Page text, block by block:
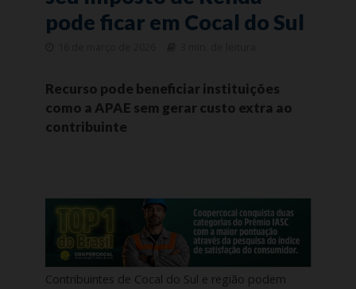
pode ficar em Cocal do Sul
Recurso pode beneficiar instituições
como a APAE sem gerar custo extra ao
contribuinte
Contribuintes de Cocal do Sul e região podem